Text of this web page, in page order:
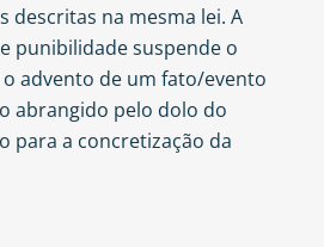
descritas na mesma lei. A
punibilidade suspende o
advento de um fato/evento
abrangido pelo dolo do
para a concretização da